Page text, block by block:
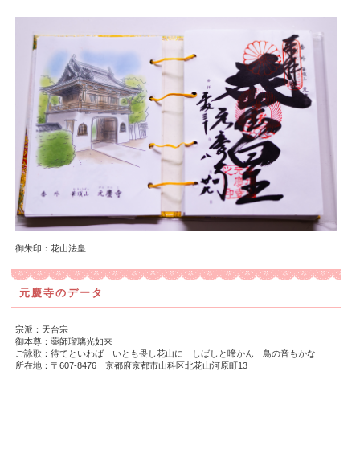
御朱印：花山法皇
元慶寺のデータ
宗派：天台宗
御本尊：薬師瑠璃光如来
ご詠歌：待てといわば いとも畏し花山に しばしと啼かん 鳥の音もかな
所在地：〒607-8476 京都府京都市山科区北花山河原町13